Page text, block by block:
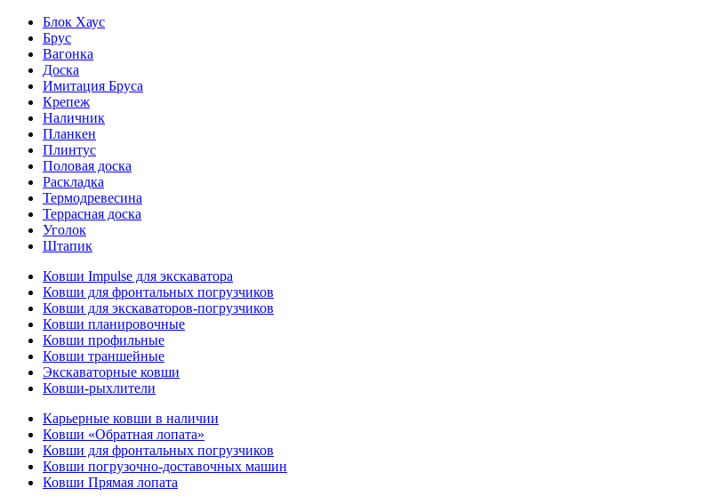
Блок Хаус
Брус
Вагонка
Доска
Имитация Бруса
Крепеж
Наличник
Планкен
Плинтус
Половая доска
Раскладка
Термодревесина
Террасная доска
Уголок
Штапик
Ковши Impulse для экскаватора
Ковши для фронтальных погрузчиков
Ковши для экскаваторов-погрузчиков
Ковши планировочные
Ковши профильные
Ковши траншейные
Экскаваторные ковши
Ковши-рыхлители
Карьерные ковши в наличии
Ковши «Обратная лопата»
Ковши для фронтальных погрузчиков
Ковши погрузочно-доставочных машин
Ковши Прямая лопата